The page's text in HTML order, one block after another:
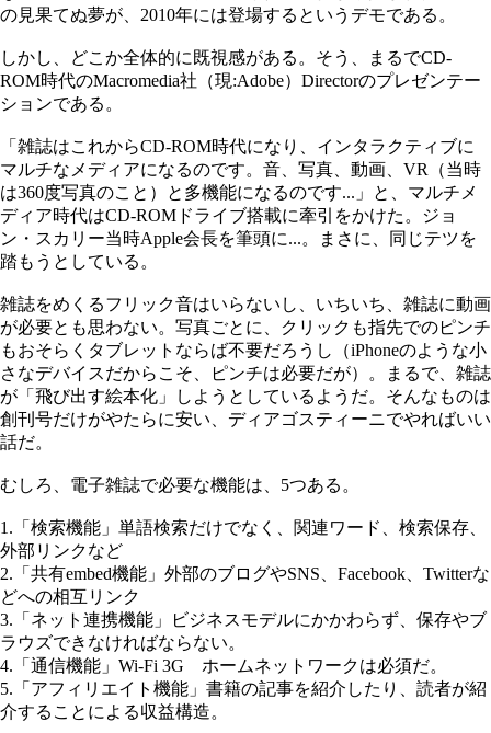
の見果てぬ夢が、2010年には登場するというデモである。
しかし、どこか全体的に既視感がある。そう、まるでCD-
ROM時代のMacromedia社（現:Adobe）Directorのプレゼンテー
ションである。
「雑誌はこれからCD-ROM時代になり、インタラクティブに
マルチなメディアになるのです。音、写真、動画、VR（当時
は360度写真のこと）と多機能になるのです...」と、マルチメ
ディア時代はCD-ROMドライブ搭載に牽引をかけた。ジョ
ン・スカリー当時Apple会長を筆頭に...。まさに、同じテツを
踏もうとしている。
雑誌をめくるフリック音はいらないし、いちいち、雑誌に動画
が必要とも思わない。写真ごとに、クリックも指先でのピンチ
もおそらくタブレットならば不要だろうし（iPhoneのような小
さなデバイスだからこそ、ピンチは必要だが）。まるで、雑誌
が「飛び出す絵本化」しようとしているようだ。そんなものは
創刊号だけがやたらに安い、ディアゴスティーニでやればいい
話だ。
むしろ、電子雑誌で必要な機能は、5つある。
1.「検索機能」単語検索だけでなく、関連ワード、検索保存、
外部リンクなど
2.「共有embed機能」外部のブログやSNS、Facebook、Twitterな
どへの相互リンク
3.「ネット連携機能」ビジネスモデルにかかわらず、保存やブ
ラウズできなければならない。
4.「通信機能」Wi-Fi 3G ホームネットワークは必須だ。
5.「アフィリエイト機能」書籍の記事を紹介したり、読者が紹
介することによる収益構造。